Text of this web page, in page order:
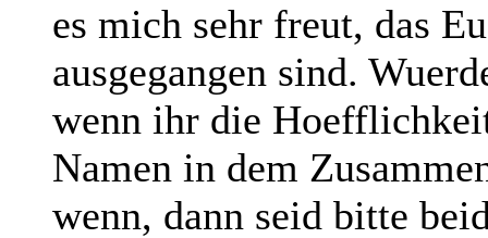
es mich sehr freut, das
ausgegangen sind.
wenn ihr die
Namen in dem
wenn, dann seid bitte